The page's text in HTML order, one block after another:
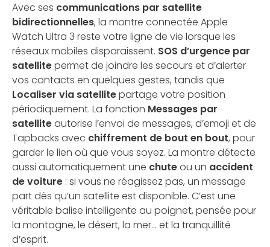
Avec ses communications par satellite
bidirectionnelles, la montre connectée Apple
Watch Ultra 3 reste votre ligne de vie lorsque les
réseaux mobiles disparaissent. SOS d’urgence par
satellitepermet de joindre les secours et d’alerter
vos contacts en quelques gestes, tandis que
Localiser via satellitepartage votre position
périodiquement. La fonction Messages par
satelliteautorise l’envoi de messages, d’emoji et de
Tapbacks avec chiffrement de bout en bout, pour
garder le lien où que vous soyez. La montre détecte
aussi automatiquement une chuteou un accident
de voiture : si vous ne réagissez pas, un message
part dès qu’un satellite est disponible. C’est une
véritable balise intelligente au poignet, pensée pour
la montagne, le désert, la mer… et la tranquillité
d’esprit.